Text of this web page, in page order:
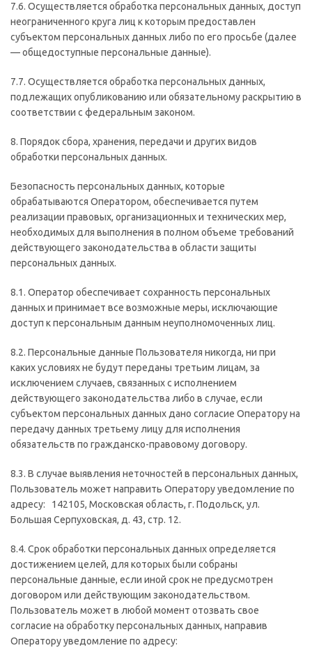
7.6. Осуществляется обработка персональных данных, доступ
неограниченного круга лиц к которым предоставлен
субъектом персональных данных либо по его просьбе (далее
— общедоступные персональные данные).
7.7. Осуществляется обработка персональных данных,
подлежащих опубликованию или обязательному раскрытию в
соответствии с федеральным законом.
8. Порядок сбора, хранения, передачи и других видов
обработки персональных данных.
Безопасность персональных данных, которые
обрабатываются Оператором, обеспечивается путем
реализации правовых, организационных и технических мер,
необходимых для выполнения в полном объеме требований
действующего законодательства в области защиты
персональных данных.
8.1. Оператор обеспечивает сохранность персональных
данных и принимает все возможные меры, исключающие
доступ к персональным данным неуполномоченных лиц.
8.2. Персональные данные Пользователя никогда, ни при
каких условиях не будут переданы третьим лицам, за
исключением случаев, связанных с исполнением
действующего законодательства либо в случае, если
субъектом персональных данных дано согласие Оператору на
передачу данных третьему лицу для исполнения
обязательств по гражданско-правовому договору.
8.3. В случае выявления неточностей в персональных данных,
Пользователь может направить Оператору уведомление по
адресу: 142105, Московская область, г. Подольск, ул.
Большая Серпуховская, д. 43, стр. 12.
8.4. Срок обработки персональных данных определяется
достижением целей, для которых были собраны
персональные данные, если иной срок не предусмотрен
договором или действующим законодательством.
Пользователь может в любой момент отозвать свое
согласие на обработку персональных данных, направив
Оператору уведомление по адресу: